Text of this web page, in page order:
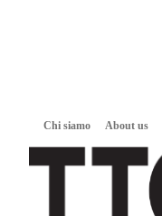
Chi siamo About us